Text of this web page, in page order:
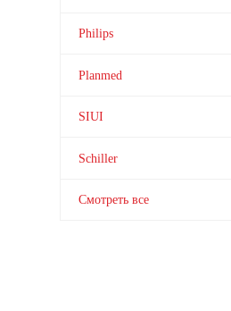
Philips
Planmed
SIUI
Schiller
Смотреть все